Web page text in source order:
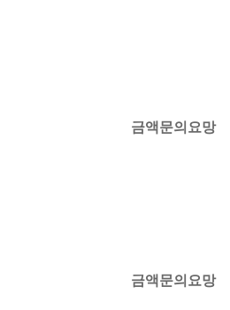
금액문의요망
금액문의요망